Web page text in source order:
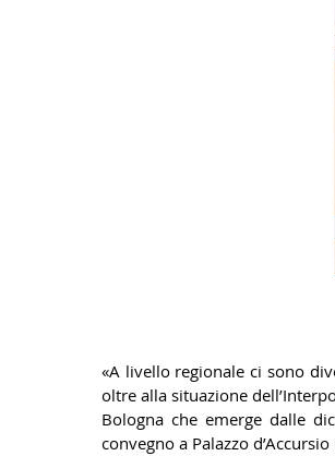
«A livello regionale ci sono
oltre alla situazione
Bologna che emerge dalle
convegno a Palazzo